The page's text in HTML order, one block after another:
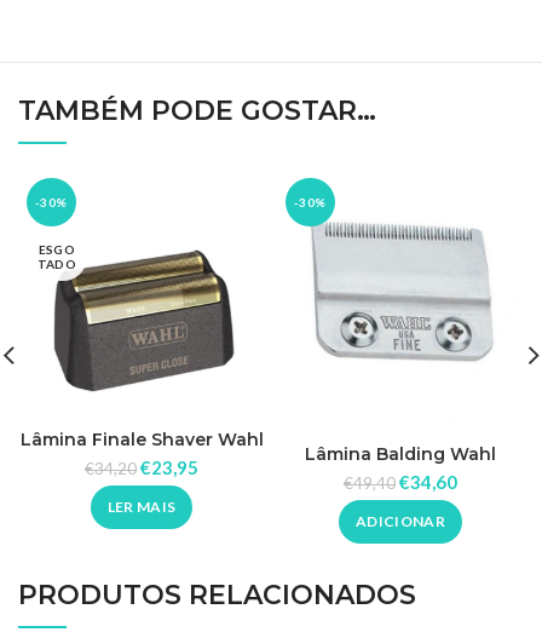
TAMBÉM PODE GOSTAR…
-30%
ESGO
TADO
Lâmina Finale Shaver Wahl
07043-100
€34,20€23,95
LER MAIS
-30%
Lâmina Balding Wahl
02105-416
€49,40€34,60
ADICIONAR
PRODUTOS RELACIONADOS